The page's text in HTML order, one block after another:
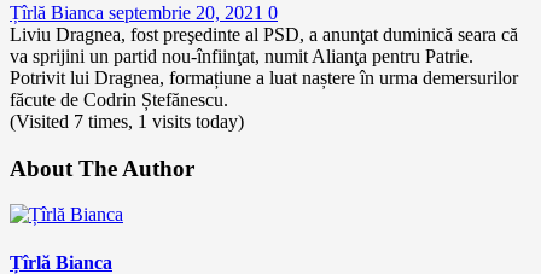
Țîrlă Bianca septembrie 20, 2021 0
Liviu Dragnea, fost preşedinte al PSD, a anunţat duminică seara că
va sprijini un partid nou-înfiinţat, numit Alianţa pentru Patrie.
Potrivit lui Dragnea, formațiune a luat naștere în urma demersurilor
făcute de Codrin Ștefănescu.
(Visited 7 times, 1 visits today)
About The Author
Țîrlă Bianca